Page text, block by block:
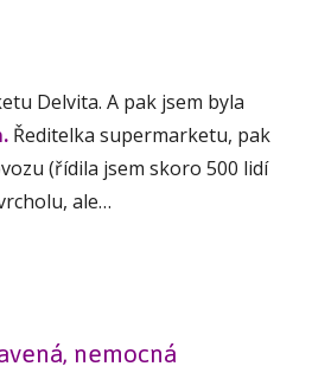
Delvita. A pak jsem byla
Ředitelka supermarketu, pak
(řídila jsem skoro 500 lidí
ale…
nemocná